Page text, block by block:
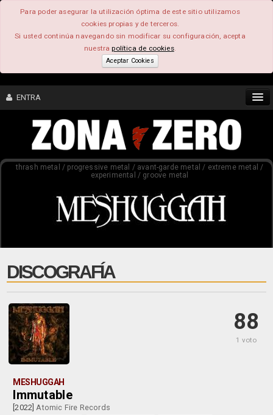
Para poder asegurar la utilización óptima de este sitio utilizamos
cookies propias y de terceros.
Si usted continúa navegando sin modificar su configuración, acepta
nuestrapolítica de cookies.
Aceptar Cookies
ENTRA
CONTENIDO
FEEEDBACK
thrash metal / progressive metal / avant-garde metal / extreme metal /
experimental / groove metal
DISCOGRAFÍA
88
1 voto
MESHUGGAH
Immutable
[2022]Atomic Fire Records